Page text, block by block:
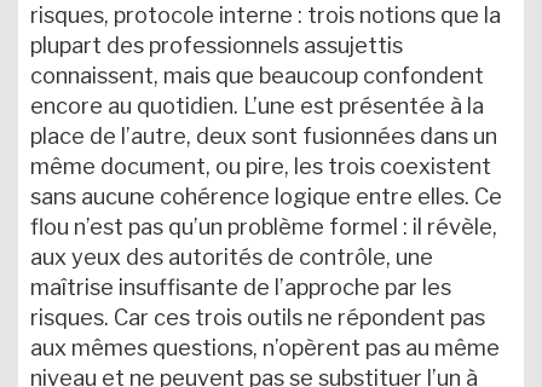
u
risques, protocole interne : trois notions que la
plupart des professionnels assujettis
connaissent, mais que beaucoup confondent
encore au quotidien. L’une est présentée à la
place de l’autre, deux sont fusionnées dans un
même document, ou pire, les trois coexistent
sans aucune cohérence logique entre elles. Ce
flou n’est pas qu’un problème formel : il révèle,
aux yeux des autorités de contrôle, une
maîtrise insuffisante de l’approche par les
risques. Car ces trois outils ne répondent pas
aux mêmes questions, n’opèrent pas au même
niveau et ne peuvent pas se substituer l’un à